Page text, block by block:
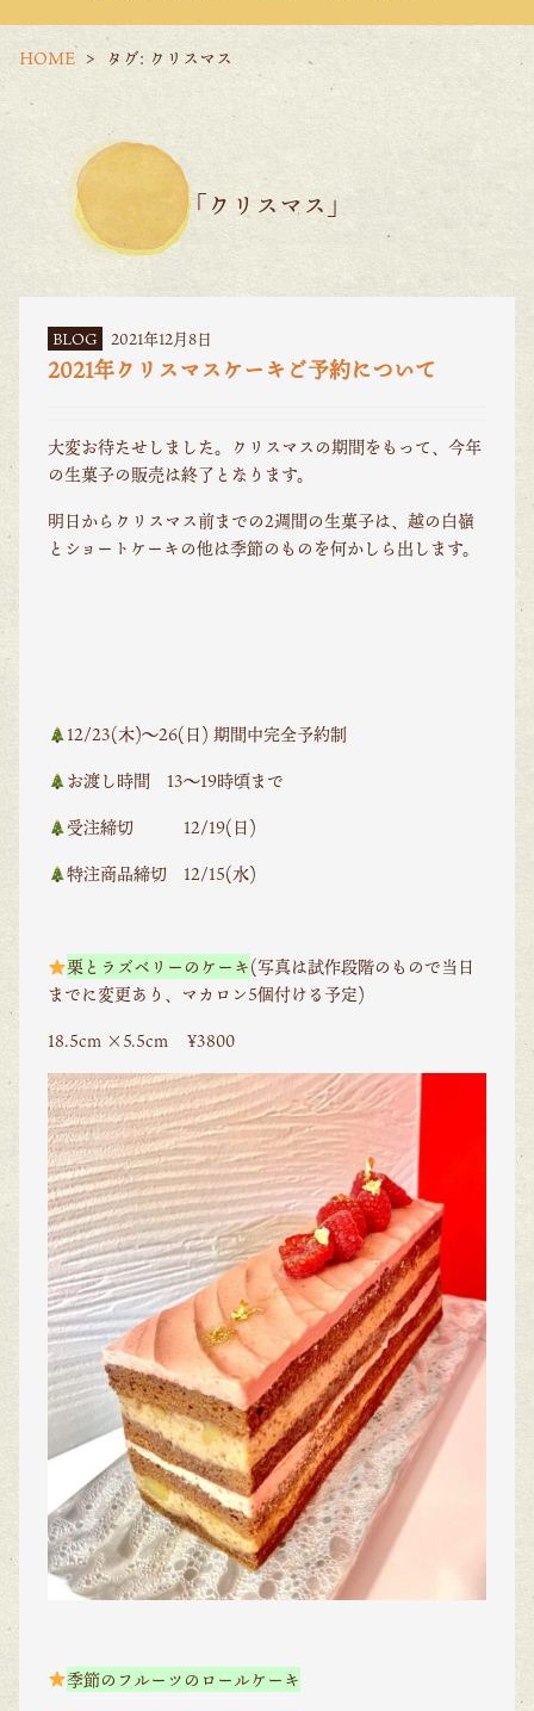
HOME タグ: クリスマス
「クリスマス」
BLOG 2021年12月8日
2021年クリスマスケーキご予約について
大変お待たせしました。クリスマスの期間をもって、今年
の生菓子の販売は終了となります。
明日からクリスマス前までの2週間の生菓子は、越の白嶺
とショートケーキの他は季節のものを何かしら出します。
12/23(木)〜26(日) 期間中完全予約制
お渡し時間 13〜19時頃まで
受注締切 12/19(日)
特注商品締切 12/15(水)
栗とラズベリーのケーキ(写真は試作段階のもので当日
までに変更あり、マカロン5個付ける予定)
18.5cm ×5.5cm ¥3800
季節のフルーツのロールケーキ